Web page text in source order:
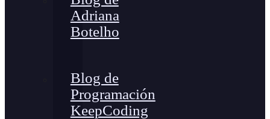
Adriana
Botelho
Blog de
Programación
KeepCoding